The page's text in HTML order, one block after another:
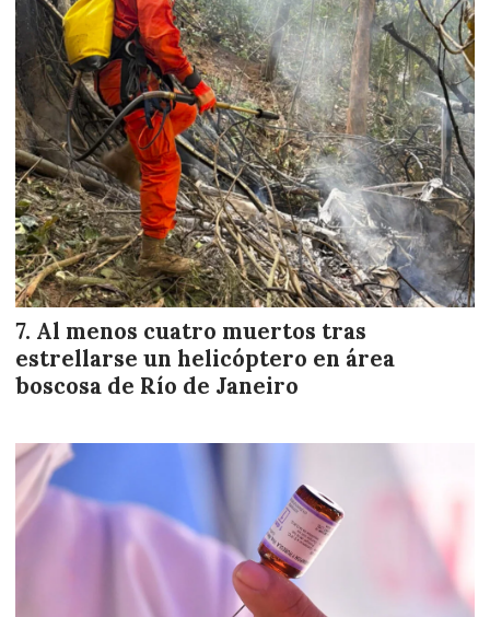
Al menos cuatro muertos tras
estrellarse un helicóptero en área
boscosa de Río de Janeiro